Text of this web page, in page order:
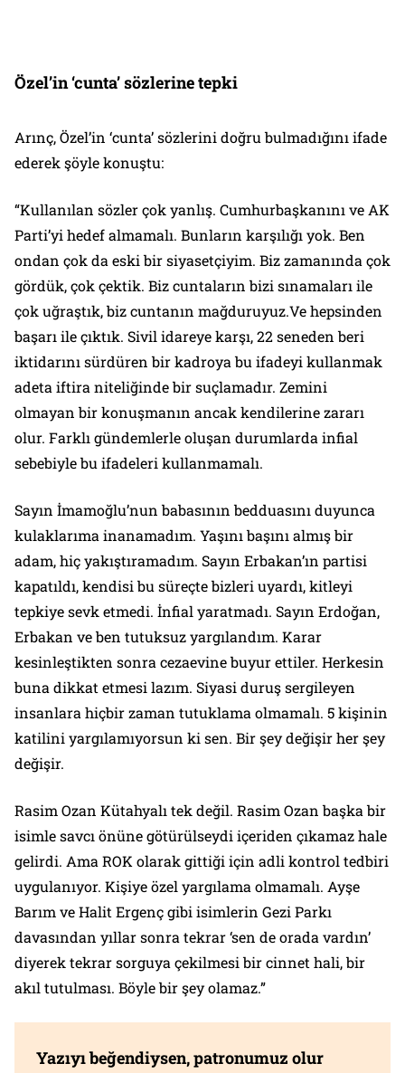
Özel’in ‘cunta’ sözlerine tepki
Arınç, Özel’in ‘cunta’ sözlerini doğru bulmadığını ifade
ederek şöyle konuştu:
“Kullanılan sözler çok yanlış. Cumhurbaşkanını ve AK
Parti’yi hedef almamalı. Bunların karşılığı yok. Ben
ondan çok da eski bir siyasetçiyim. Biz zamanında çok
gördük, çok çektik. Biz cuntaların bizi sınamaları ile
çok uğraştık, biz cuntanın mağduruyuz.Ve hepsinden
başarı ile çıktık. Sivil idareye karşı, 22 seneden beri
iktidarını sürdüren bir kadroya bu ifadeyi kullanmak
adeta iftira niteliğinde bir suçlamadır. Zemini
olmayan bir konuşmanın ancak kendilerine zararı
olur. Farklı gündemlerle oluşan durumlarda infial
sebebiyle bu ifadeleri kullanmamalı.
Sayın İmamoğlu’nun babasının bedduasını duyunca
kulaklarıma inanamadım. Yaşını başını almış bir
adam, hiç yakıştıramadım. Sayın Erbakan’ın partisi
kapatıldı, kendisi bu süreçte bizleri uyardı, kitleyi
tepkiye sevk etmedi. İnfial yaratmadı. Sayın Erdoğan,
Erbakan ve ben tutuksuz yargılandım. Karar
kesinleştikten sonra cezaevine buyur ettiler. Herkesin
buna dikkat etmesi lazım. Siyasi duruş sergileyen
insanlara hiçbir zaman tutuklama olmamalı. 5 kişinin
katilini yargılamıyorsun ki sen. Bir şey değişir her şey
değişir.
Rasim Ozan Kütahyalı tek değil. Rasim Ozan başka bir
isimle savcı önüne götürülseydi içeriden çıkamaz hale
gelirdi. Ama ROK olarak gittiği için adli kontrol tedbiri
uygulanıyor. Kişiye özel yargılama olmamalı. Ayşe
Barım ve Halit Ergenç gibi isimlerin Gezi Parkı
davasından yıllar sonra tekrar ‘sen de orada vardın’
diyerek tekrar sorguya çekilmesi bir cinnet hali, bir
akıl tutulması. Böyle bir şey olamaz.”
Yazıyı beğendiysen, patronumuz olur